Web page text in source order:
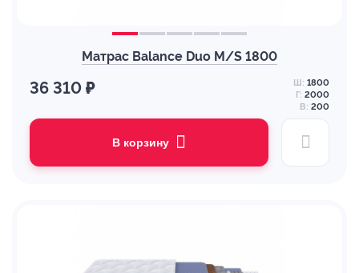
Матрас Balance Duo M/S 1800
36 310 ₽ Ш: 1800
Г: 2000
В: 200
В корзину